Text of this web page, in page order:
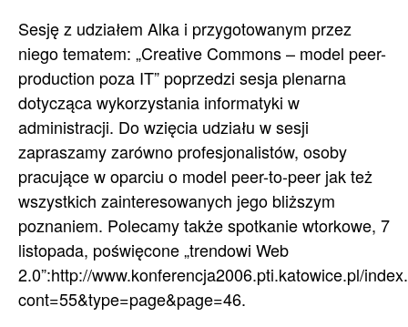
Sesję z udziałem Alka i przygotowanym przez
niego tematem: „Creative Commons – model peer-
production poza IT” poprzedzi sesja plenarna
dotycząca wykorzystania informatyki w
administracji. Do wzięcia udziału w sesji
zapraszamy zarówno profesjonalistów, osoby
pracujące w oparciu o model peer-to-peer jak też
wszystkich zainteresowanych jego bliższym
poznaniem. Polecamy także spotkanie wtorkowe, 7
listopada, poświęcone „trendowi Web
2.0”:http://www.konferencja2006.pti.katowice.pl/
cont=55&type=page&page=46.